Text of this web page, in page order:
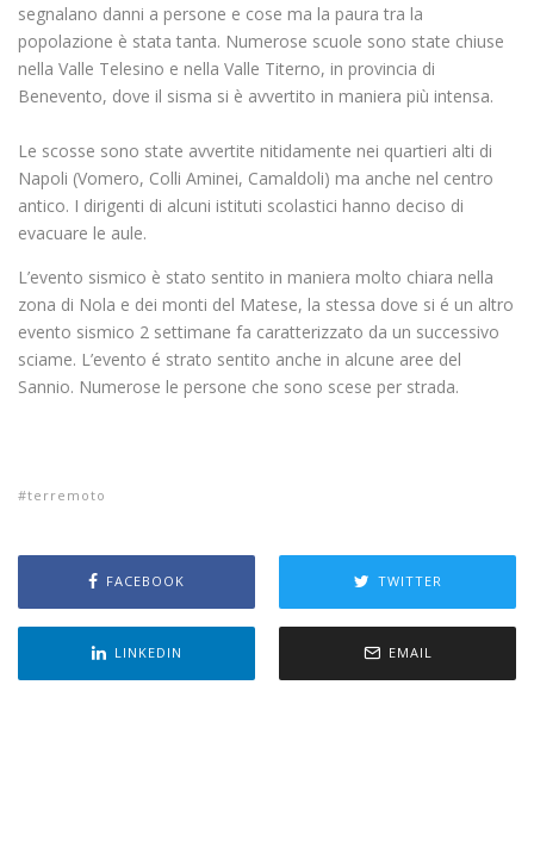
segnalano danni a persone e cose ma la paura tra la
popolazione è stata tanta. Numerose scuole sono state chiuse
nella Valle Telesino e nella Valle Titerno, in provincia di
Benevento, dove il sisma si è avvertito in maniera più intensa.
Le scosse sono state avvertite nitidamente nei quartieri alti di
Napoli (Vomero, Colli Aminei, Camaldoli) ma anche nel centro
antico. I dirigenti di alcuni istituti scolastici hanno deciso di
evacuare le aule.
L’evento sismico è stato sentito in maniera molto chiara nella
zona di Nola e dei monti del Matese, la stessa dove si é un altro
evento sismico 2 settimane fa caratterizzato da un successivo
sciame. L’evento é strato sentito anche in alcune aree del
Sannio. Numerose le persone che sono scese per strada.
terremoto
FACEBOOK TWITTER
LINKEDIN EMAIL